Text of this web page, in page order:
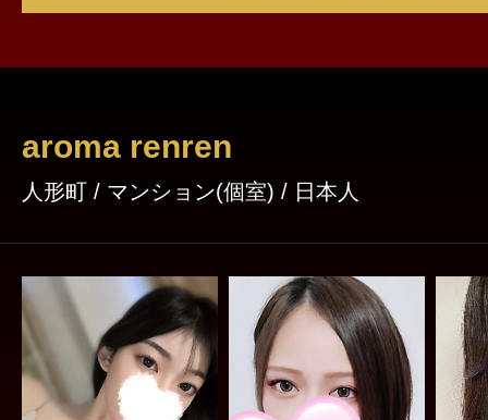
み ※ご予約時に「エステ魂新規割」と お伝
aroma renren
人形町 / マンション(個室) / 日本人